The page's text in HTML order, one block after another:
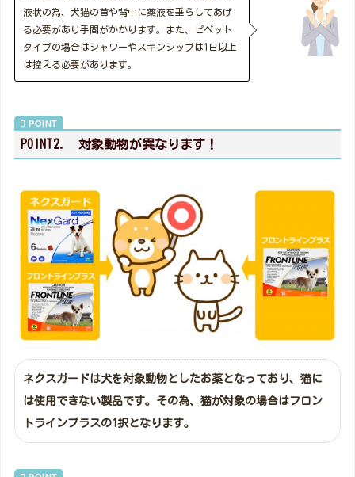
液状の為、犬猫の首や背中に薬液を垂らしてあげ
る必要があり手間がかかります。また、ピペット
タイプの場合はシャワーやスキンシップは1日以上
は控える必要があります。
POINT2. 対象動物が異なります！
ネクスガードは犬を対象動物としたお薬となっており、猫に
は使用できない製品です。その為、猫が対象の場合はフロン
トラインプラスの1択となります。